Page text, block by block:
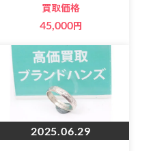
買取価格
45,000円
2025.06.29